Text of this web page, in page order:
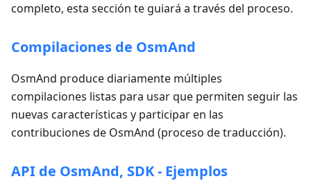
completo, esta sección te guiará a través del proceso.
Compilaciones de OsmAnd
OsmAnd produce diariamente múltiples
compilaciones listas para usar que permiten seguir las
nuevas características y participar en las
contribuciones de OsmAnd (proceso de traducción).
API de OsmAnd, SDK - Ejemplos